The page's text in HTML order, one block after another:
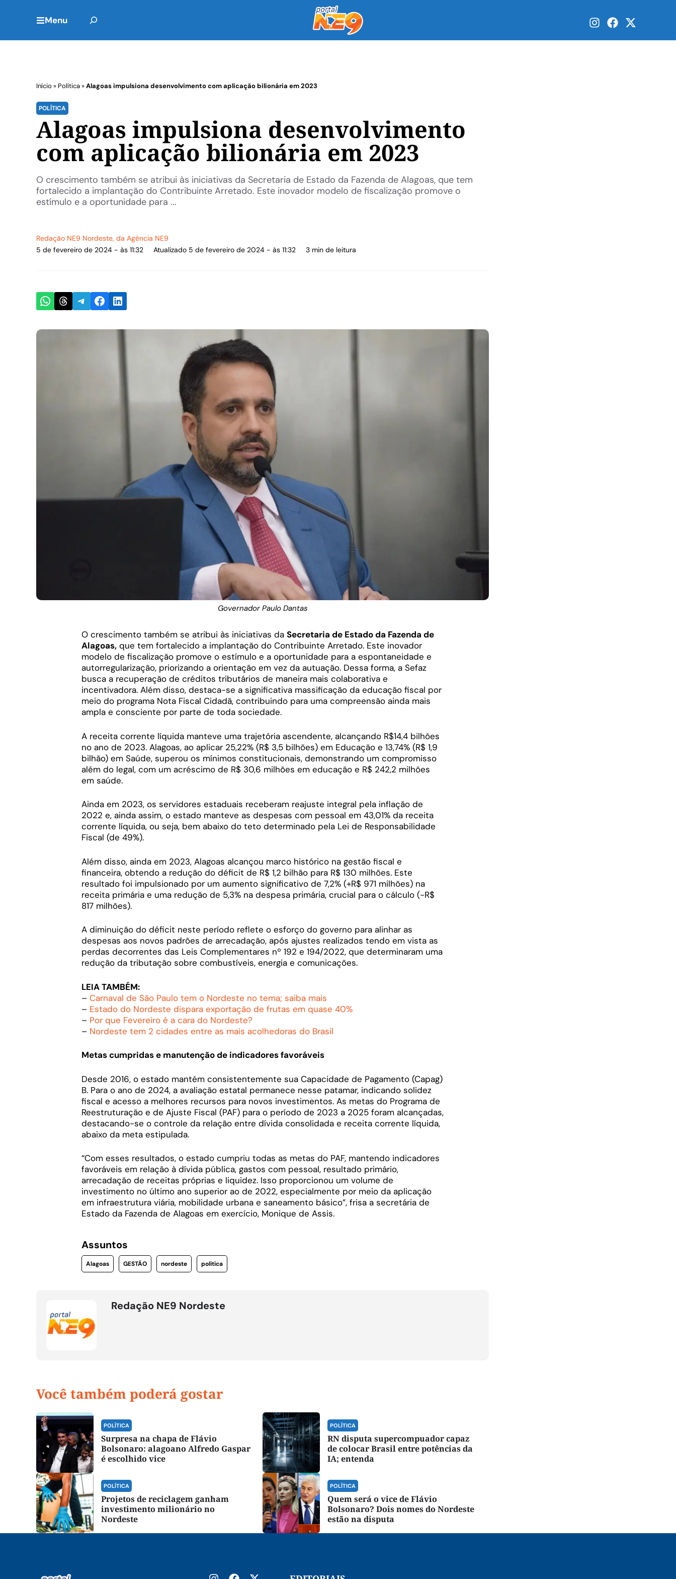
Menu
Início » Política»Alagoas impulsiona desenvolvimento com aplicação bilionária em 2023
POLÍTICA
Alagoas impulsiona desenvolvimento
com aplicação bilionária em 2023
O crescimento também se atribui às iniciativas da Secretaria de Estado da Fazenda de Alagoas, que tem
fortalecido a implantação do Contribuinte Arretado. Este inovador modelo de fiscalização promove o
estímulo e a oportunidade para ...
Redação NE9 Nordeste, da Agência NE9
5 de fevereiro de 2024 - às 11:32
Atualizado 5 de fevereiro de 2024 - às 11:32 3 min de leitura
Share on WhatsApp
Share on Threads
Share on Telegram
Share on Facebook
Share on LinkedIn
Governador Paulo Dantas
O crescimento também se atribui às iniciativas da Secretaria de Estado da Fazenda de
Alagoas, que tem fortalecido a implantação do Contribuinte Arretado. Este inovador
modelo de fiscalização promove o estímulo e a oportunidade para a espontaneidade e
autorregularização, priorizando a orientação em vez da autuação. Dessa forma, a Sefaz
busca a recuperação de créditos tributários de maneira mais colaborativa e
incentivadora. Além disso, destaca-se a significativa massificação da educação fiscal por
meio do programa Nota Fiscal Cidadã, contribuindo para uma compreensão ainda mais
ampla e consciente por parte de toda sociedade.
A receita corrente líquida manteve uma trajetória ascendente, alcançando R$14,4 bilhões
no ano de 2023. Alagoas, ao aplicar 25,22% (R$ 3,5 bilhões) em Educação e 13,74% (R$ 1,9
bilhão) em Saúde, superou os mínimos constitucionais, demonstrando um compromisso
além do legal, com um acréscimo de R$ 30,6 milhões em educação e R$ 242,2 milhões
em saúde.
Ainda em 2023, os servidores estaduais receberam reajuste integral pela inflação de
2022 e, ainda assim, o estado manteve as despesas com pessoal em 43,01% da receita
corrente líquida, ou seja, bem abaixo do teto determinado pela Lei de Responsabilidade
Fiscal (de 49%).
Além disso, ainda em 2023, Alagoas alcançou marco histórico na gestão fiscal e
financeira, obtendo a redução do déficit de R$ 1,2 bilhão para R$ 130 milhões. Este
resultado foi impulsionado por um aumento significativo de 7,2% (+R$ 971 milhões) na
receita primária e uma redução de 5,3% na despesa primária, crucial para o cálculo (-R$
817 milhões).
A diminuição do déficit neste período reflete o esforço do governo para alinhar as
despesas aos novos padrões de arrecadação, após ajustes realizados tendo em vista as
perdas decorrentes das Leis Complementares nº 192 e 194/2022, que determinaram uma
redução da tributação sobre combustíveis, energia e comunicações.
LEIA TAMBÉM:
– Carnaval de São Paulo tem o Nordeste no tema; saiba mais
– Estado do Nordeste dispara exportação de frutas em quase 40%
– Por que Fevereiro é a cara do Nordeste?
– Nordeste tem 2 cidades entre as mais acolhedoras do Brasil
Metas cumpridas e manutenção de indicadores favoráveis
Desde 2016, o estado mantém consistentemente sua Capacidade de Pagamento (Capag)
B. Para o ano de 2024, a avaliação estatal permanece nesse patamar, indicando solidez
fiscal e acesso a melhores recursos para novos investimentos. As metas do Programa de
Reestruturação e de Ajuste Fiscal (PAF) para o período de 2023 a 2025 foram alcançadas,
destacando-se o controle da relação entre dívida consolidada e receita corrente líquida,
abaixo da meta estipulada.
“Com esses resultados, o estado cumpriu todas as metas do PAF, mantendo indicadores
favoráveis em relação à dívida pública, gastos com pessoal, resultado primário,
arrecadação de receitas próprias e liquidez. Isso proporcionou um volume de
investimento no último ano superior ao de 2022, especialmente por meio da aplicação
em infraestrutura viária, mobilidade urbana e saneamento básico”, frisa a secretária de
Estado da Fazenda de Alagoas em exercício, Monique de Assis.
Assuntos
Alagoas GESTÃO nordeste politica
Redação NE9 Nordeste
Você também poderá gostar
POLÍTICA
Surpresa na chapa de Flávio
Bolsonaro: alagoano Alfredo Gaspar
é escolhido vice
POLÍTICA
RN disputa supercompuador capaz
de colocar Brasil entre potências da
IA; entenda
POLÍTICA
Projetos de reciclagem ganham
investimento milionário no
Nordeste
POLÍTICA
Quem será o vice de Flávio
Bolsonaro? Dois nomes do Nordeste
estão na disputa